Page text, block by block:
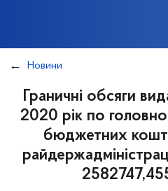
Новини
Граничні обсяги
2020 рік по
бюджетних